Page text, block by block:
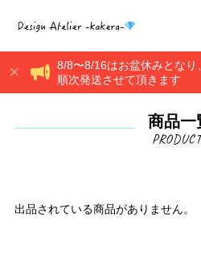
8/8〜8/16はお盆休みとなり
順次発送させて頂きます
商品一
出品されている商品がありません。